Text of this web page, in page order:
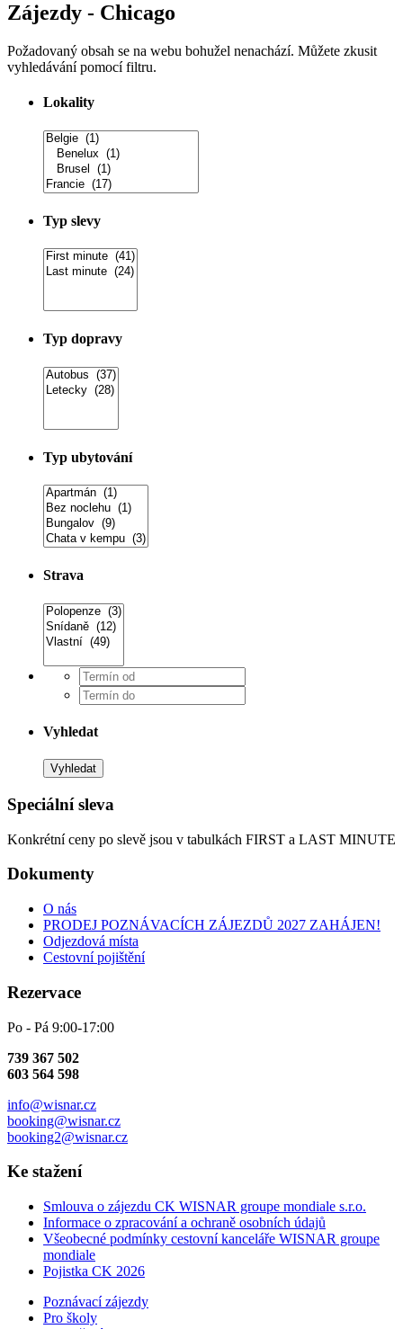
Zájezdy - Chicago
Požadovaný obsah se na webu bohužel nenachází. Můžete zkusit
vyhledávání pomocí filtru.
Lokality
Typ slevy
Typ dopravy
Typ ubytování
Strava
Vyhledat
Speciální sleva
Konkrétní ceny po slevě jsou v tabulkách FIRST a LAST MINUTE
Dokumenty
O nás
PRODEJ POZNÁVACÍCH ZÁJEZDŮ 2027 ZAHÁJEN!
Odjezdová místa
Cestovní pojištění
Rezervace
Po - Pá 9:00-17:00
739 367 502
603 564 598
info@wisnar.cz
booking@wisnar.cz
booking2@wisnar.cz
Ke stažení
Smlouva o zájezdu CK WISNAR groupe mondiale s.r.o.
Informace o zpracování a ochraně osobních údajů
Všeobecné podmínky cestovní kanceláře WISNAR groupe
mondiale
Pojistka CK 2026
Poznávací zájezdy
Pro školy